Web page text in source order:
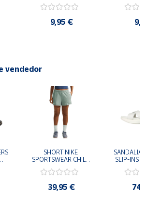
9,95 €
vendedor
SHORT NIKE
SPORTSWEAR CHILL
006 PANTALONES
39,95 €
SANDALIAS
SLIP-INS